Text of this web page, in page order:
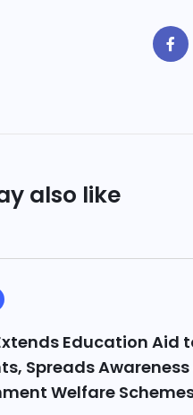
also like
Education Aid
Spreads Awareness
Welfare